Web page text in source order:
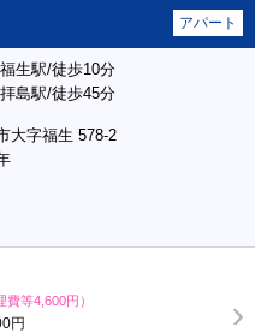
アパート
生駅/徒歩10分
島駅/徒歩45分
大字福生 578-2
費等4,600円）
円